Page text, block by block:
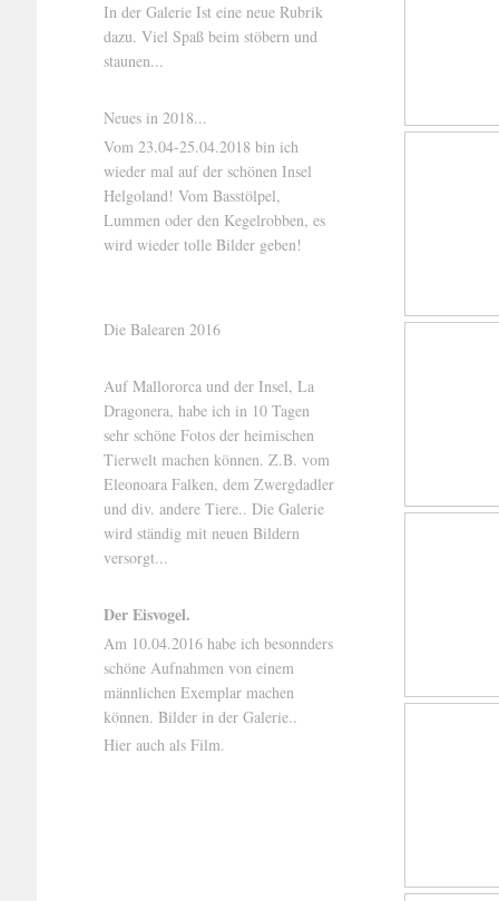
In der Galerie Ist eine neue Rubrik
dazu. Viel Spaß beim stöbern und
staunen...
Neues in 2018...
Vom 23.04-25.04.2018 bin ich
wieder mal auf der schönen Insel
Helgoland! Vom Basstölpel,
Lummen oder den Kegelrobben, es
wird wieder tolle Bilder geben!
Die Balearen 2016
Auf Mallororca und der Insel, La
Dragonera, habe ich in 10 Tagen
sehr schöne Fotos der heimischen
Tierwelt machen können. Z.B. vom
Eleonoara Falken, dem Zwergdadler
und div. andere Tiere.. Die Galerie
wird ständig mit neuen Bildern
versorgt...
Der Eisvogel.
Am 10.04.2016 habe ich besonnders
schöne Aufnahmen von einem
männlichen Exemplar machen
können. Bilder in der Galerie..
Hier auch als Film.